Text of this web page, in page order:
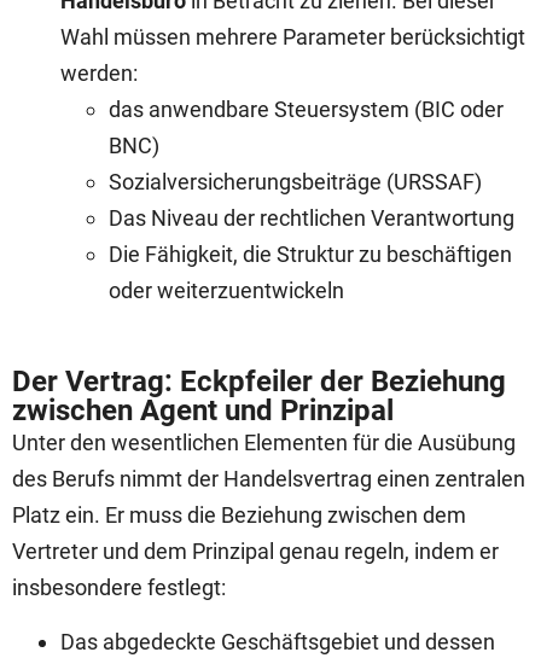
Wahl müssen mehrere Parameter berücksichtigt
werden:
das anwendbare Steuersystem (BIC oder
BNC)
Sozialversicherungsbeiträge (URSSAF)
Das Niveau der rechtlichen Verantwortung
Die Fähigkeit, die Struktur zu beschäftigen
oder weiterzuentwickeln
Der Vertrag: Eckpfeiler der Beziehung
zwischen Agent und Prinzipal
Unter den wesentlichen Elementen für die Ausübung
des Berufs nimmt der Handelsvertrag einen zentralen
Platz ein. Er muss die Beziehung zwischen dem
Vertreter und dem Prinzipal genau regeln, indem er
insbesondere festlegt:
Das abgedeckte Geschäftsgebiet und dessen